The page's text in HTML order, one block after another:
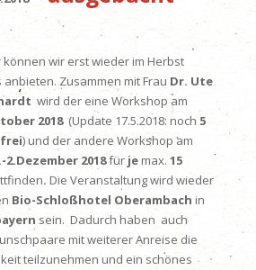
können wir erst wieder im Herbst
Zusammen mit Frau Dr. Ute
wird der eine Workshop am
2018(Update 17.5.2018: noch 5
) und der andere Workshop am
2.Dezember 2018fürjemax. 15
. Die Veranstaltung wird wieder
Bio-Schloßhotel Oberambach in
sein. Dadurch haben auch
mit weiterer Anreise die
teilzunehmen und ein schönes